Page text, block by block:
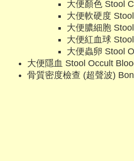
大便顏色 Stool
大便軟硬度
大便膿細胞
大便紅血球
大便蟲卵 Stool
大便隱血 Stool Occult
骨質密度檢查 (超聲波)